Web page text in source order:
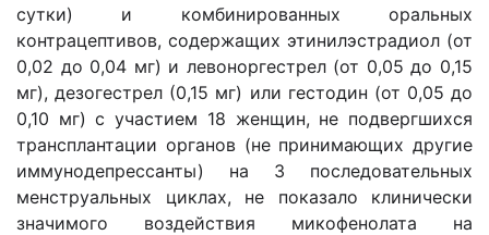
сутки) и комбинированных оральных
контрацептивов, содержащих этинилэстрадиол (от
0,02 до 0,04 мг) и левоноргестрел (от 0,05 до 0,15
мг), дезогестрел (0,15 мг) или гестодин (от 0,05 до
0,10 мг) с участием 18 женщин, не подвергшихся
трансплантации органов (не принимающих другие
иммунодепрессанты) на 3 последовательных
менструальных циклах, не показало клинически
значимого воздействия микофенолата на